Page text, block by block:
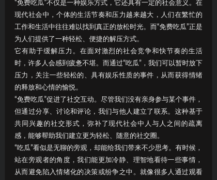
“免费吃瓜”不仅是一种娱乐方式，它还具有一定的社会意义。在
现代社会中，个体的生活节奏和压力越来越大，人们在繁忙的
工作和生活中往往难以找到真正的放松时光。而“免费吃瓜”正是
为人们提供了一种轻松、便捷的解压方式。
它有助于缓解压力。在面对激烈的社会竞争和快节奏的生活
时，许多人会感到疲惫不堪。而通过“吃瓜”，我们可以暂时放下
压力，关注一些轻松的、具有娱乐性质的事件，从而获得情绪
的释放和心情的愉悦。
“免费吃瓜”促进了社交互动。尽管我们没有亲身参与某个事件，
但通过分享、讨论和评论，我们与他人建立了联系。这种基于
共同兴趣的社交形式，弥补了现代社会中人与人之间的疏离
感，能够帮助我们建立更为轻松、随意的社交圈。
“吃瓜”看似是无聊的旁观，却能给我们带来不少思考。有时候，
站在旁观者的角度，我们能更加冷静、理智地看待一些事情，
从而避免陷入情绪化的决策或纷争之中。就像很多人通过观看